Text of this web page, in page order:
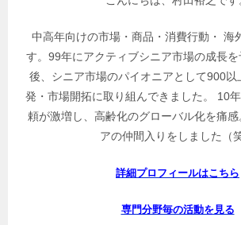
中高年向けの市場・商品・消費行動・ 海
す。99年にアクティブシニア市場の成長
後、シニア市場のパイオニアとして900以
発・市場開拓に取り組んできました。 10
頼が激増し、高齢化のグローバル化を痛
アの仲間入りをしました（笑
詳細プロフィールはこちら
専門分野毎の活動を見る